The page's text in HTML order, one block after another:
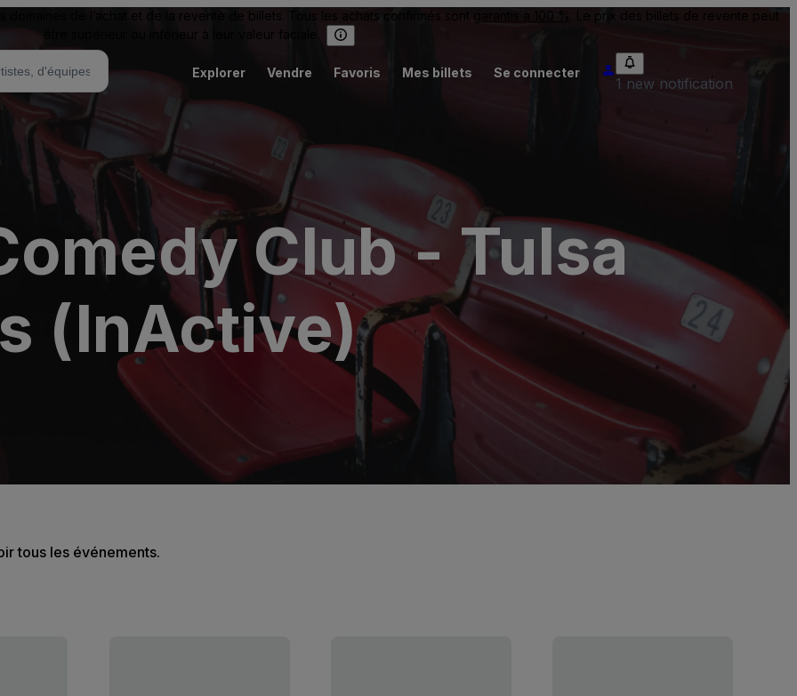
domaines de l’achat et de la revente de billets. Tous les achats confirmés sont garantis à 100 %
. Le prix des billets de revente peut
être supérieur ou inférieur à leur valeur faciale.
Explorer Vendre Favoris Mes billets Se connecter
1 new notification
Club - Tulsa
(InActive)
tous les événements.